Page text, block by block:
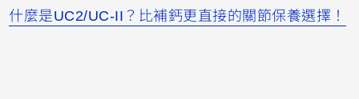
什麼是UC2/UC-II？比補鈣更直接的關節保養選擇！